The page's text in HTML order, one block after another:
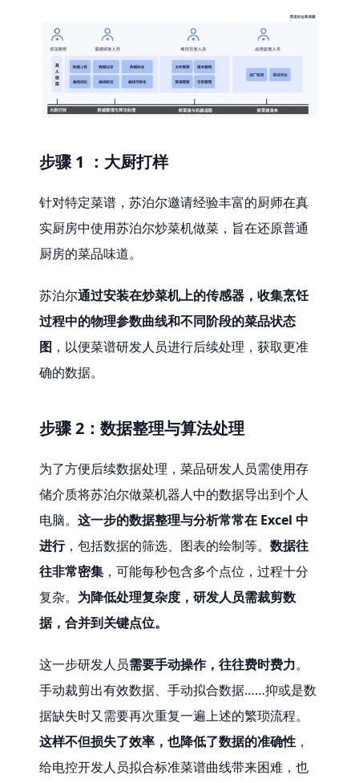
步骤 1 ：大厨打样
针对特定菜谱，苏泊尔邀请经验丰富的厨师在真
实厨房中使用苏泊尔炒菜机做菜，旨在还原普通
厨房的菜品味道。
苏泊尔通过安装在炒菜机上的传感器，收集烹饪
过程中的物理参数曲线和不同阶段的菜品状态
图 ，以便菜谱研发人员进行后续处理，获取更准
确的数据。
步骤 2：数据整理与算法处理
为了方便后续数据处理，菜品研发人员需使用存
储介质将苏泊尔做菜机器人中的数据导出到个人
电脑。 这一步的数据整理与分析常常在 Excel 中
进行，包括数据的筛选、图表的绘制等。 数据往
往非常密集 ，可能每秒包含多个点位，过程十分
复杂。 为降低处理复杂度，研发人员需裁剪数
据，合并到关键点位。
这一步研发人员需要手动操作，往往费时费力。
手动裁剪出有效数据、手动拟合数据……抑或是数
据缺失时又需要再次重复一遍上述的繁琐流程。
这样不但损失了效率，也降低了数据的准确性 ，
给电控开发人员拟合标准菜谱曲线带来困难，也